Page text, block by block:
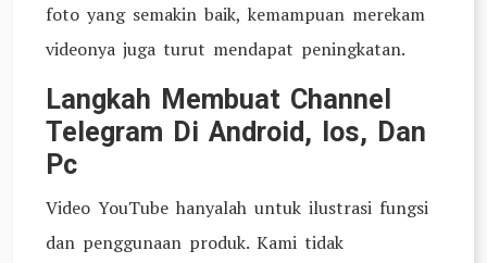
foto yang semakin baik, kemampuan merekam
videonya juga turut mendapat peningkatan.
Langkah Membuat Channel
Telegram Di Android, Ios, Dan
Pc
Video YouTube hanyalah untuk ilustrasi fungsi
dan penggunaan produk. Kami tidak